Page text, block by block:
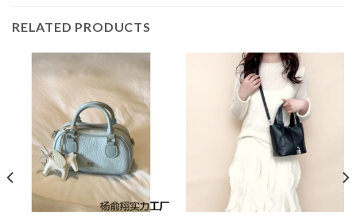
RELATED PRODUCTS